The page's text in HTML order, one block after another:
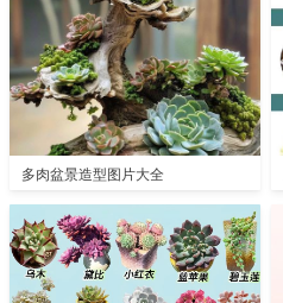
多肉盆景造型图片大全